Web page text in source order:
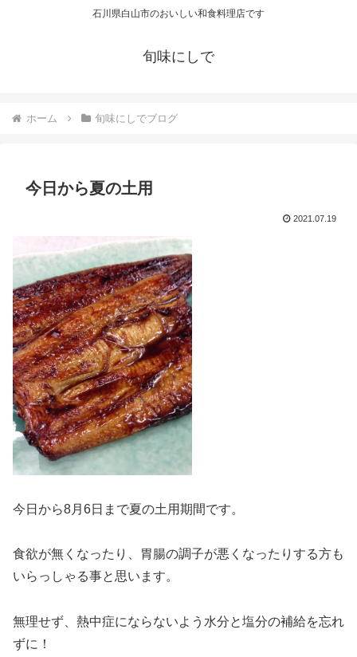
石川県白山市のおいしい和食料理店です
旬味にしで
ホーム 旬味にしでブログ
今日から夏の土用
2021.07.19
今日から8月6日まで夏の土用期間です。
食欲が無くなったり、胃腸の調子が悪くなったりする方も
いらっしゃる事と思います。
無理せず、熱中症にならないよう水分と塩分の補給を忘れ
ずに！